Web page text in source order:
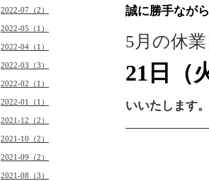
誠に勝手なが
5月の休
21日 （
いいたします。
2022-07（2）
2022-05（1）
2022-04（1）
2022-03（3）
2022-02（1）
2022-01（1）
2021-12（2）
2021-10（2）
2021-09（2）
2021-08（3）